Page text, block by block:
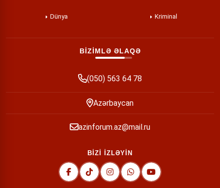
Dünya Kriminal
BİZİMLƏ ƏLAQƏ
(050) 563 64 78
Azərbaycan
azinforum.az@mail.ru
BİZİ İZLƏYİN